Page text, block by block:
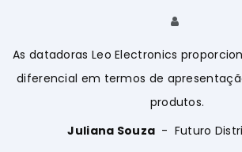
As datadoras Leo Electronics
diferencial em termos de
produtos.
Juliana Souza
Futuro